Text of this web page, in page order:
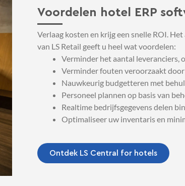
Voordelen hotel ERP
Verlaag kosten en krijg een snelle ROI.
van LS Retail geeft u heel wat voordelen:
Verminder het aantal leveranciers,
Verminder fouten veroorzaakt
Nauwkeurig budgetteren met
Personeel plannen op basis van
Realtime bedrijfsgegevens delen
Optimaliseer uw inventaris en
Ontdek LS Central for hotels